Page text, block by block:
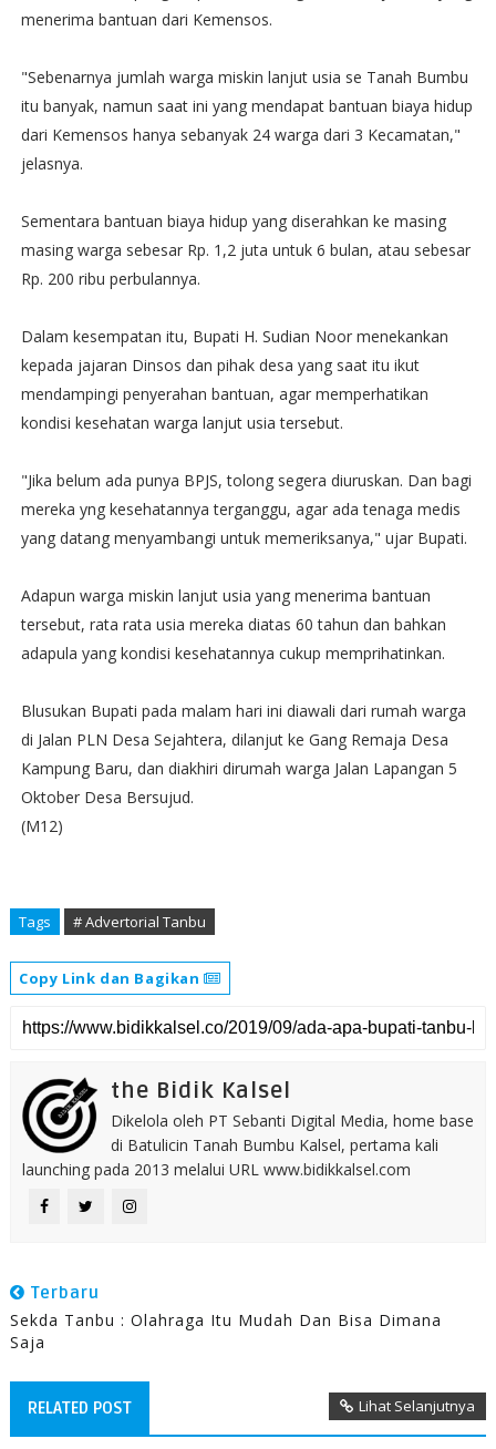
menerima bantuan dari Kemensos.
"Sebenarnya jumlah warga miskin lanjut usia se Tanah Bumbu
itu banyak, namun saat ini yang mendapat bantuan biaya hidup
dari Kemensos hanya sebanyak 24 warga dari 3 Kecamatan,"
jelasnya.
Sementara bantuan biaya hidup yang diserahkan ke masing
masing warga sebesar Rp. 1,2 juta untuk 6 bulan, atau sebesar
Rp. 200 ribu perbulannya.
Dalam kesempatan itu, Bupati H. Sudian Noor menekankan
kepada jajaran Dinsos dan pihak desa yang saat itu ikut
mendampingi penyerahan bantuan, agar memperhatikan
kondisi kesehatan warga lanjut usia tersebut.
"Jika belum ada punya BPJS, tolong segera diuruskan. Dan bagi
mereka yng kesehatannya terganggu, agar ada tenaga medis
yang datang menyambangi untuk memeriksanya," ujar Bupati.
Adapun warga miskin lanjut usia yang menerima bantuan
tersebut, rata rata usia mereka diatas 60 tahun dan bahkan
adapula yang kondisi kesehatannya cukup memprihatinkan.
Blusukan Bupati pada malam hari ini diawali dari rumah warga
di Jalan PLN Desa Sejahtera, dilanjut ke Gang Remaja Desa
Kampung Baru, dan diakhiri dirumah warga Jalan Lapangan 5
Oktober Desa Bersujud.
(M12)
Tags # Advertorial Tanbu
Copy Link dan Bagikan
the Bidik Kalsel
Dikelola oleh PT Sebanti Digital Media, home base
di Batulicin Tanah Bumbu Kalsel, pertama kali
launching pada 2013 melalui URL www.bidikkalsel.com
Terbaru
Sekda Tanbu : Olahraga Itu Mudah Dan Bisa Dimana
Saja
RELATED POST Lihat Selanjutnya